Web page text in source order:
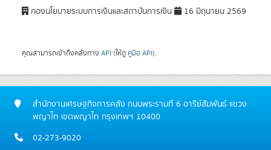
กองนโยบายระบบการเงินและสถาบันการเงิน 16 มิถุนายน 2569
คุณสามารถเข้าถึงคลังทาง API (ให้ดู คู่มือ API).
สำนักงานเศรษฐกิจการคลัง ถนนพระรามที่ 6 อารีย์สัมพันธ์ แขวง
พญาไท เขตพญาไท กรุงเทพฯ 10400
02-273-9020